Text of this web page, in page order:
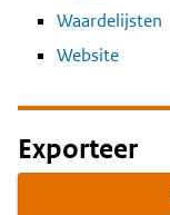
Waardelijsten
Website
Exporteer